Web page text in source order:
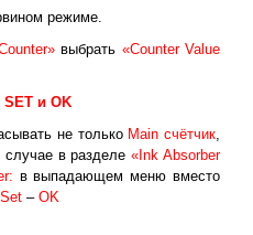
режиме.
выбрать «Counter Value
SET и ОK
не только Main счётчик,
случае в разделе«Ink Absorber
в выпадающем меню вместо
Set – OK